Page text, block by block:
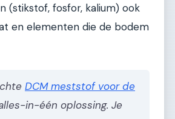
(stikstof, fosfor, kalium) ook
en elementen die de bodem
DCM meststof voor de
in-één oplossing. Je